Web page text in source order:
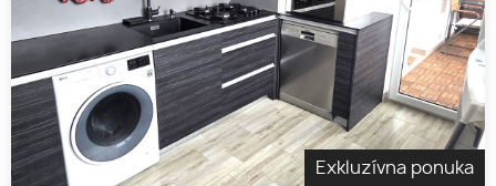
Exkluzívna ponuka